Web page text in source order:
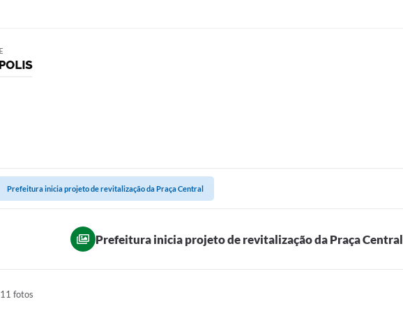
Prefeitura inicia projeto de revitalização da Praça Central
Prefeitura inicia projeto de revitalização da Praça Central
11 fotos